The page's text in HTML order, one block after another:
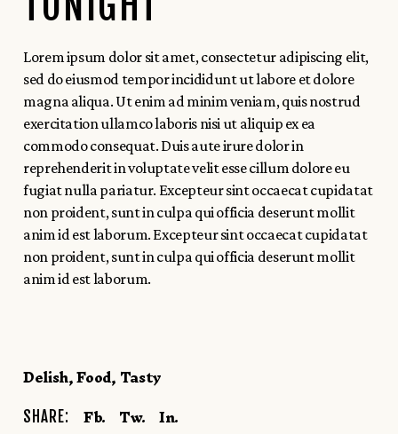
Lorem ipsum dolor sit amet, consectetur adipiscing elit,
sed do eiusmod tempor incididunt ut labore et dolore
magna aliqua. Ut enim ad minim veniam, quis nostrud
exercitation ullamco laboris nisi ut aliquip ex ea
commodo consequat. Duis aute irure dolor in
reprehenderit in voluptate velit esse cillum dolore eu
fugiat nulla pariatur. Excepteur sint occaecat cupidatat
non proident, sunt in culpa qui officia deserunt mollit
anim id est laborum. Excepteur sint occaecat cupidatat
non proident, sunt in culpa qui officia deserunt mollit
anim id est laborum.
Delish Food Tasty
SHARE: Fb. Tw. In.